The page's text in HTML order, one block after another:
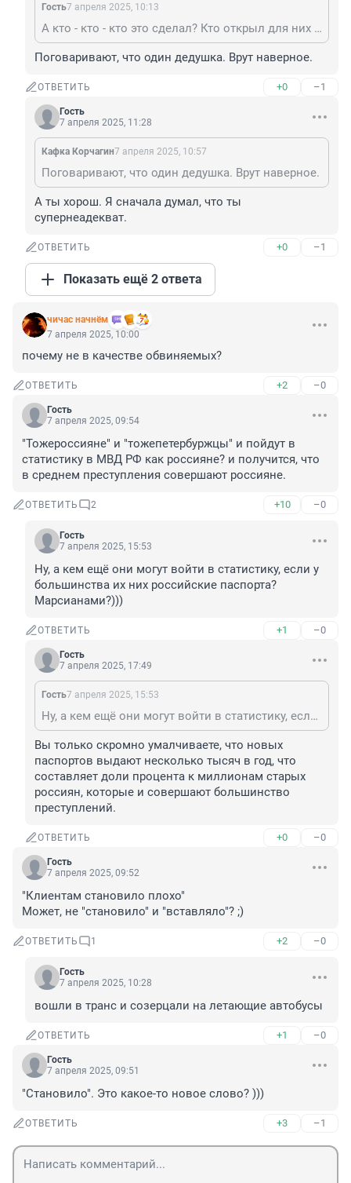
Гость7 апреля 2025, 10:13
А кто - кто - кто это сделал? Кто открыл для них "безвиз" ?
Поговаривают, что один дедушка. Врут наверное.
ОТВЕТИТЬ +0 –1
Гость
7 апреля 2025, 11:28
Кафка Корчагин7 апреля 2025, 10:57
Поговаривают, что один дедушка. Врут наверное.
А ты хорош. Я сначала думал, что ты
супернеадекват.
ОТВЕТИТЬ +0 –1
Показать ещё 2 ответа
чичас начнём
7 апреля 2025, 10:00
почему не в качестве обвиняемых?
ОТВЕТИТЬ +2 –0
Гость
7 апреля 2025, 09:54
"Тожероссияне" и "тожепетербуржцы" и пойдут в
статистику в МВД РФ как россияне? и получится, что
в среднем преступления совершают россияне.
ОТВЕТИТЬ 2 +10 –0
Гость
7 апреля 2025, 15:53
Ну, а кем ещё они могут войти в статистику, если у
большинства их них российские паспорта?
Марсианами?)))
ОТВЕТИТЬ +1 –0
Гость
7 апреля 2025, 17:49
Гость7 апреля 2025, 15:53
Ну, а кем ещё они могут войти в статистику, если у большинства их них российские паспорта? Марсианами?)))
Вы только скромно умалчиваете, что новых
паспортов выдают несколько тысяч в год, что
составляет доли процента к миллионам старых
россиян, которые и совершают большинство
преступлений.
ОТВЕТИТЬ +0 –0
Гость
7 апреля 2025, 09:52
"Клиентам становило плохо"
Может, не "становило" и "вставляло"? ;)
ОТВЕТИТЬ 1 +2 –0
Гость
7 апреля 2025, 10:28
вошли в транс и созерцали на летающие автобусы
ОТВЕТИТЬ +1 –0
Гость
7 апреля 2025, 09:51
"Становило". Это какое-то новое слово? )))
ОТВЕТИТЬ +3 –1